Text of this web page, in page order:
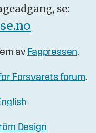
se:
av Fagpressen.
Forsvarets forum.
Design